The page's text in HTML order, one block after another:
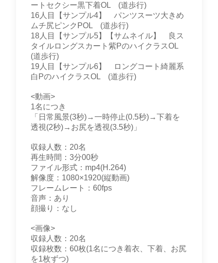
ートセクシー黒下着OL (道歩行)
16人目【サンプル4】 パンツスーツ大きめ
ムチ尻ピンクPOL (道歩行)
18人目【サンプル5】【サムネイル】 良ス
タイルロングスカート紫PのハイクラスOL
(道歩行)
19人目【サンプル6】 ロングコート綺麗系
白PのハイクラスOL (道歩行)
<動画>
1名につき
「日常風景(3秒)→一時停止(0.5秒)→下着を
透視(2秒)→お尻を透視(3.5秒)」
収録人数：20名
再生時間：3分00秒
ファイル形式：mp4(H.264)
解像度：1080×1920(縦動画)
フレームレート：60fps
音声：あり
顔撮り：なし
<画像>
収録人数：20名
収録枚数：60枚(1名につき着衣、下着、お尻
を1枚ずつ)